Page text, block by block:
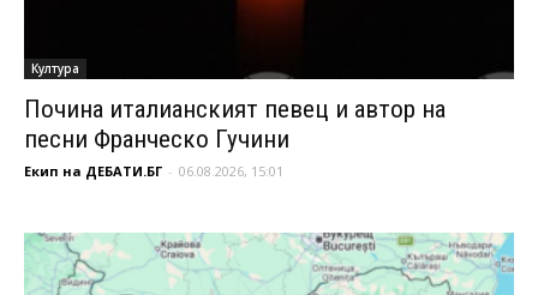
Култура
Почина италианският певец и автор на
песни Франческо Гучини
Екип на ДЕБАТИ.БГ - 06.08.2026, 15:01